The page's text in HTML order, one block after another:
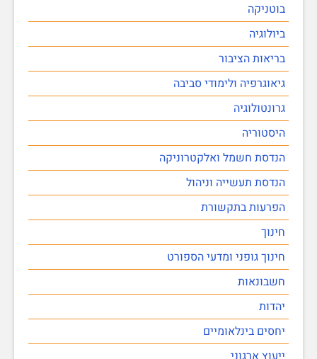
בוטניקה
ביולוגיה
בריאות הציבור
גיאוגרפיה ולימודי סביבה
גרונטולוגיה
היסטוריה
הנדסת חשמל ואלקטרוניקה
הנדסת תעשייה וניהול
הפרעות בתקשורת
חינוך
חינוך גופני ומדעי הספורט
חשבונאות
יהדות
יחסים בינלאומיים